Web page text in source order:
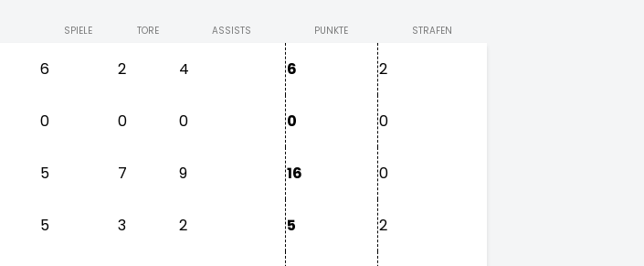
SPIELE TORE ASSISTS PUNKTE STRAFEN
6 2 4 6 2
0 0 0 0 0
5 7 9 16 0
5 3 2 5 2